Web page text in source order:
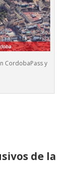
CordobaPass y
de la